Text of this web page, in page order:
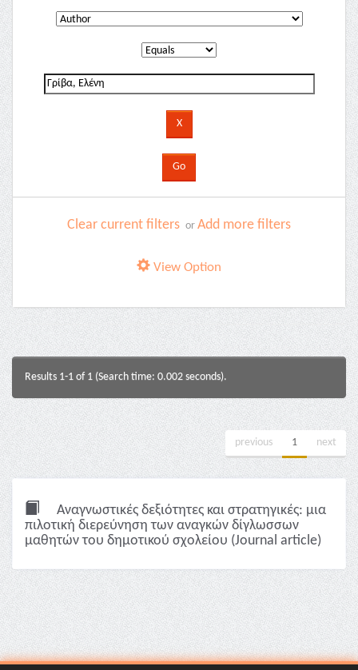
Clear current filters or Add more filters
View Option
Results 1-1 of 1 (Search time: 0.002 seconds).
previous 1 next
Αναγνωστικές δεξιότητες και στρατηγικές: μια
πιλοτική διερεύνηση των αναγκών δίγλωσσων
μαθητών του δημοτικού σχολείου (Journal article)